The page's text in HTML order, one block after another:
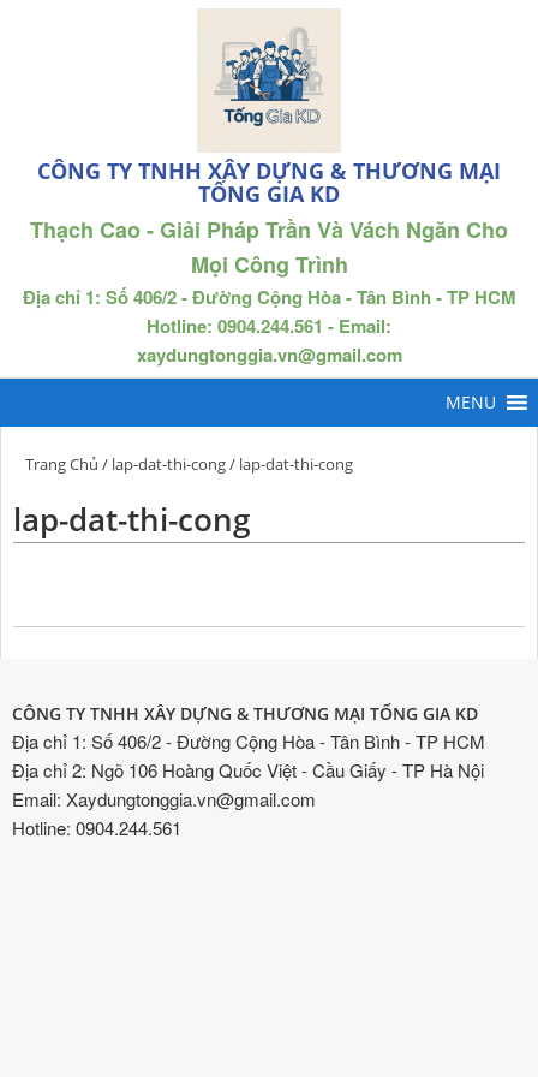
CÔNG TY TNHH XÂY DỰNG & THƯƠNG MẠI
TỐNG GIA KD
Thạch Cao - Giải Pháp Trần Và Vách Ngăn Cho
Mọi Công Trình
Địa chỉ 1: Số 406/2 - Đường Cộng Hòa - Tân Bình - TP HCM
Hotline: 0904.244.561 - Email:
xaydungtonggia.vn@gmail.com
Trang Chủ / lap-dat-thi-cong/ lap-dat-thi-cong
lap-dat-thi-cong
CÔNG TY TNHH XÂY DỰNG & THƯƠNG MẠI TỐNG GIA KD
Địa chỉ 1: Số 406/2 - Đường Cộng Hòa - Tân Bình - TP HCM
Địa chỉ 2: Ngõ 106 Hoàng Quốc Việt - Cầu Giấy - TP Hà Nội
Email: Xaydungtonggia.vn@gmail.com
Hotline: 0904.244.561